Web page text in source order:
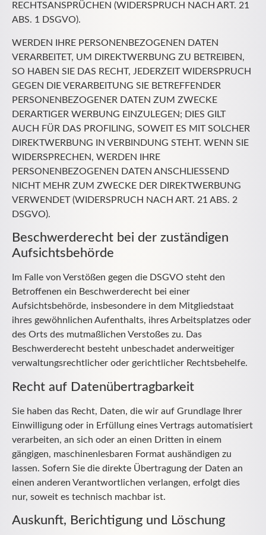
RECHTSANSPRÜCHEN (WIDERSPRUCH NACH ART. 21
ABS. 1 DSGVO).
WERDEN IHRE PERSONENBEZOGENEN DATEN
VERARBEITET, UM DIREKTWERBUNG ZU BETREIBEN,
SO HABEN SIE DAS RECHT, JEDERZEIT WIDERSPRUCH
GEGEN DIE VERARBEITUNG SIE BETREFFENDER
PERSONENBEZOGENER DATEN ZUM ZWECKE
DERARTIGER WERBUNG EINZULEGEN; DIES GILT
AUCH FÜR DAS PROFILING, SOWEIT ES MIT SOLCHER
DIREKTWERBUNG IN VERBINDUNG STEHT. WENN SIE
WIDERSPRECHEN, WERDEN IHRE
PERSONENBEZOGENEN DATEN ANSCHLIESSEND
NICHT MEHR ZUM ZWECKE DER DIREKTWERBUNG
VERWENDET (WIDERSPRUCH NACH ART. 21 ABS. 2
DSGVO).
Beschwerde­recht bei der zuständigen
Aufsichts­behörde
Im Falle von Verstößen gegen die DSGVO steht den
Betroffenen ein Beschwerderecht bei einer
Aufsichtsbehörde, insbesondere in dem Mitgliedstaat
ihres gewöhnlichen Aufenthalts, ihres Arbeitsplatzes oder
des Orts des mutmaßlichen Verstoßes zu. Das
Beschwerderecht besteht unbeschadet anderweitiger
verwaltungsrechtlicher oder gerichtlicher Rechtsbehelfe.
Recht auf Daten­übertrag­barkeit
Sie haben das Recht, Daten, die wir auf Grundlage Ihrer
Einwilligung oder in Erfüllung eines Vertrags automatisiert
verarbeiten, an sich oder an einen Dritten in einem
gängigen, maschinenlesbaren Format aushändigen zu
lassen. Sofern Sie die direkte Übertragung der Daten an
einen anderen Verantwortlichen verlangen, erfolgt dies
nur, soweit es technisch machbar ist.
Auskunft, Berichtigung und Löschung